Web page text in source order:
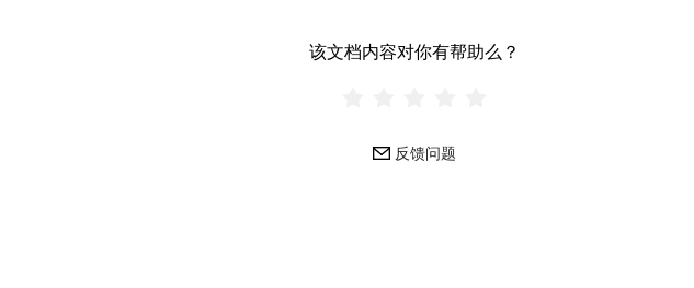
该文档内容对你有帮助么？
反馈问题